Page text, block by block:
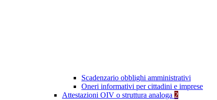
Scadenzario obblighi amministrativi
Oneri informativi per cittadini e imprese
Attestazioni OIV o struttura analoga 2